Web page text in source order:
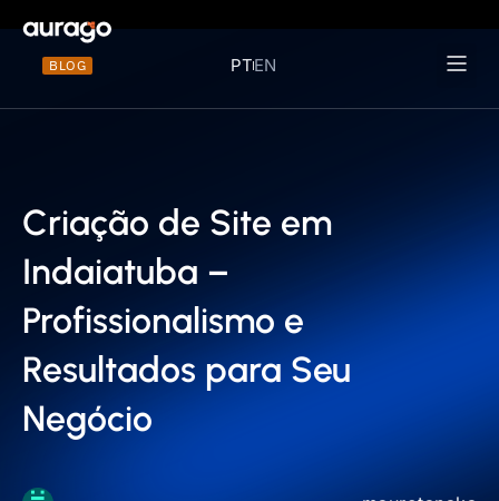
BLOG PTEN
Criação de Site em
Indaiatuba –
Profissionalismo e
Resultados para Seu
Negócio